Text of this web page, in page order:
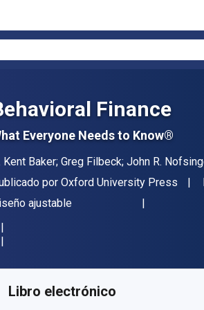
Finance
Everyone Needs to Know®
Kent Baker; Greg Filbeck; John R.
por Oxford University Press
ajustable
Libro electrónico